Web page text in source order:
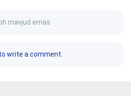
mavjud emas
write a comment.